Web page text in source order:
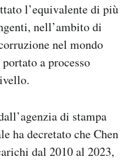
l’equivalente di più
nell’ambito di
nel mondo
a processo
di stampa
ha decretato che Chen
dal 2010 al 2023,